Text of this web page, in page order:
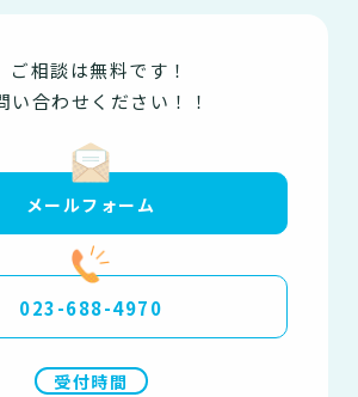
ご相談は無料です！
い合わせください！！
メールフォーム
023-688-4970
受付時間